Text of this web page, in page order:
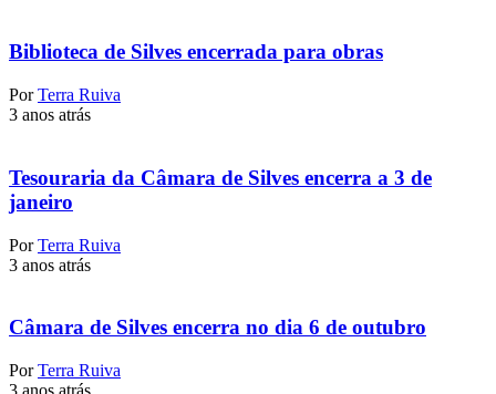
Biblioteca de Silves encerrada para obras
Por Terra Ruiva
3 anos atrás
Tesouraria da Câmara de Silves encerra a 3 de
janeiro
Por Terra Ruiva
3 anos atrás
Câmara de Silves encerra no dia 6 de outubro
Por Terra Ruiva
3 anos atrás